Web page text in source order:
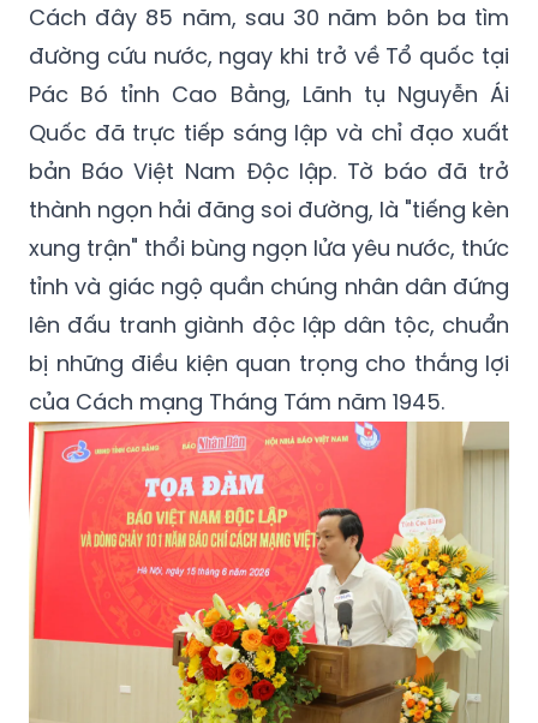
Cách đây 85 năm, sau 30 năm bôn ba tìm
đường cứu nước, ngay khi trở về Tổ quốc tại
Pác Bó tỉnh Cao Bằng, Lãnh tụ Nguyễn Ái
Quốc đã trực tiếp sáng lập và chỉ đạo xuất
bản Báo Việt Nam Độc lập. Tờ báo đã trở
thành ngọn hải đăng soi đường, là "tiếng kèn
xung trận" thổi bùng ngọn lửa yêu nước, thức
tỉnh và giác ngộ quần chúng nhân dân đứng
lên đấu tranh giành độc lập dân tộc, chuẩn
bị những điều kiện quan trọng cho thắng lợi
của Cách mạng Tháng Tám năm 1945.